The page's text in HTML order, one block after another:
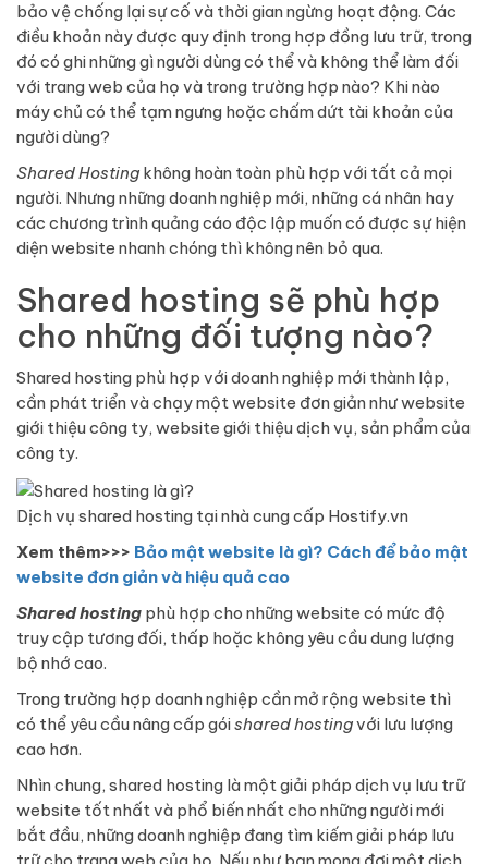
bảo vệ chống lại sự cố và thời gian ngừng hoạt động. Các
điều khoản này được quy định trong hợp đồng lưu trữ, trong
đó có ghi những gì người dùng có thể và không thể làm đối
với trang web của họ và trong trường hợp nào? Khi nào
máy chủ có thể tạm ngưng hoặc chấm dứt tài khoản của
người dùng?
Shared Hosting không hoàn toàn phù hợp với tất cả mọi
người. Nhưng những doanh nghiệp mới, những cá nhân hay
các chương trình quảng cáo độc lập muốn có được sự hiện
diện website nhanh chóng thì không nên bỏ qua.
Shared hosting sẽ phù hợp
cho những đối tượng nào?
Shared hosting phù hợp với doanh nghiệp mới thành lập,
cần phát triển và chạy một website đơn giản như website
giới thiệu công ty, website giới thiệu dịch vụ, sản phẩm của
công ty.
Dịch vụ shared hosting tại nhà cung cấp Hostify.vn
Xem thêm>>> Bảo mật website là gì? Cách để bảo mật
website đơn giản và hiệu quả cao
Shared hosting phù hợp cho những website có mức độ
truy cập tương đối, thấp hoặc không yêu cầu dung lượng
bộ nhớ cao.
Trong trường hợp doanh nghiệp cần mở rộng website thì
có thể yêu cầu nâng cấp góishared hostingvới lưu lượng
cao hơn.
Nhìn chung, shared hosting là một giải pháp dịch vụ lưu trữ
website tốt nhất và phổ biến nhất cho những người mới
bắt đầu, những doanh nghiệp đang tìm kiếm giải pháp lưu